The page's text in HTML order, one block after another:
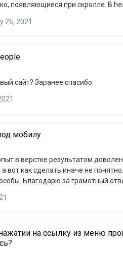
появляющиеся при скролле. В
элементы видеоряда(на
26, 2021
сайт? Заранее спасибо.
мобилу
в верстке результатом
вот как сделать иначе не
за грамотный ответ. p.s. backend не дописан,
на ссылку из меню